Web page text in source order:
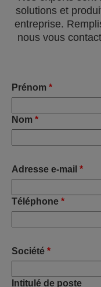
solutions et
entreprise.
nous vous
Prénom *
Nom *
Adresse e-mail *
Téléphone *
Société *
Intitulé de poste